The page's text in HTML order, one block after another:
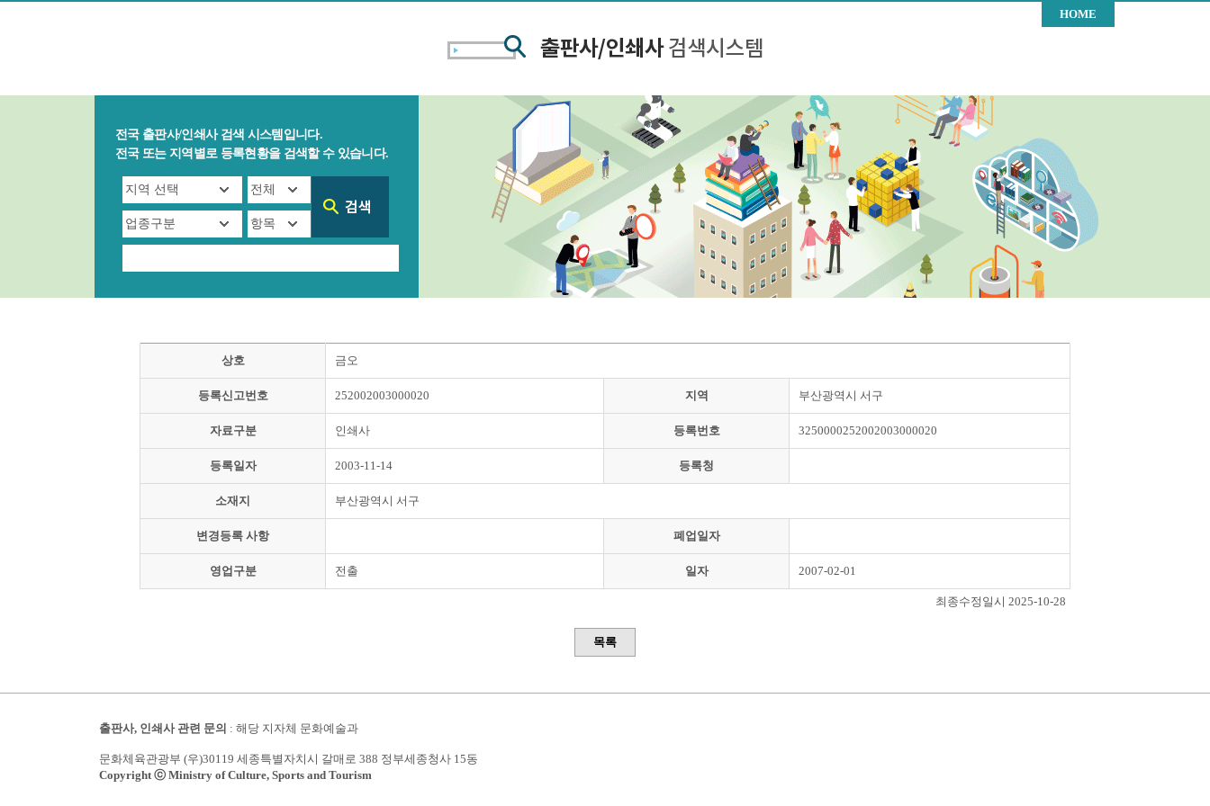
HOME
전국 출판사/인쇄사 검색 시스템입니다.
전국 또는 지역별로 등록현황을 검색할 수 있습니다.
상호 금오
등록신고번호 252002003000020 지역 부산광역시 서구
자료구분 인쇄사 등록번호 3250000252002003000020
등록일자 2003-11-14 등록청
소재지 부산광역시 서구
변경등록 사항 폐업일자
영업구분 전출 일자 2007-02-01
최종수정일시 2025-10-28
목록
출판사, 인쇄사 관련 문의 : 해당 지자체 문화예술과
문화체육관광부 (우)30119 세종특별자치시 갈매로 388 정부세종청사 15동
Copyright ⓒ Ministry of Culture, Sports and Tourism